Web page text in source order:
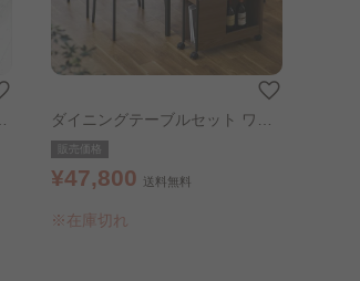
ダイニングテーブルセット ワゴ
ン付き DTS-WGSL ウォールナッ
ト
販売価格
¥47,800 送料無料
※在庫切れ